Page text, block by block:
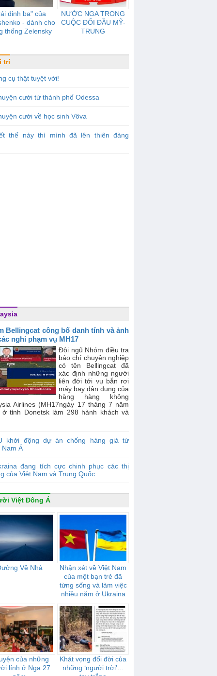
đinh ba" của
- dành cho
thống Zelensky
NƯỚC NGA TRONG
CUỘC ĐỐI ĐẦU MỸ-
TRUNG
trí
cụ thật tuyệt vời!
cười từ thành phố Odessa
cười về học sinh Vôva
thế này thì mình đã lên thiên đàng
Bellingcat công bố danh tính và ảnh
nghi phạm vụ MH17
Đội ngũ Nhóm điều tra
báo chí chuyên nghiệp
có tên Bellingcat đã
xác định những người
liên đới tới vụ bắn rơi
máy bay dân dụng của
hàng hàng không
Airlines (MH17ngày 17 tháng 7 năm
ở tỉnh Donetsk làm 298 hành khách và
khởi động dự án chống hàng giả từ
Á
đang tích cực chinh phục các thị
của Việt Nam và Trung Quốc
Việt Đông Á
Về Nhà
Nhận xét về Việt Nam
của một bạn trẻ đã
từng sống và làm việc
nhiều năm ở Ukraina
của những
lính ở Nga 27
Khát vọng đổi đời của
những ‘người trời’…